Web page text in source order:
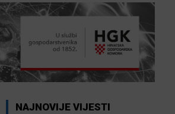
NAJNOVIJE VIJESTI